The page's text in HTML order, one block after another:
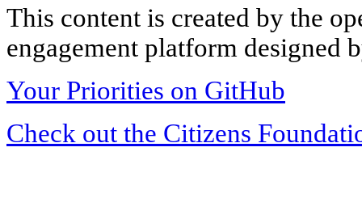
This content is created by the
engagement platform designed
Your Priorities on GitHub
Check out the Citizens